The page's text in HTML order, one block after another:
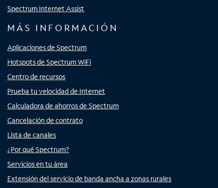
Spectrum Internet Assist
MÁS INFORMACIÓN
Aplicaciones de Spectrum
Hotspots de Spectrum WiFi
Centro de recursos
Prueba tu velocidad de Internet
Calculadora de ahorros de Spectrum
Cancelación de contrato
Lista de canales
¿Por qué Spectrum?
Servicios en tu área
Extensión del servicio de banda ancha a zonas rurales